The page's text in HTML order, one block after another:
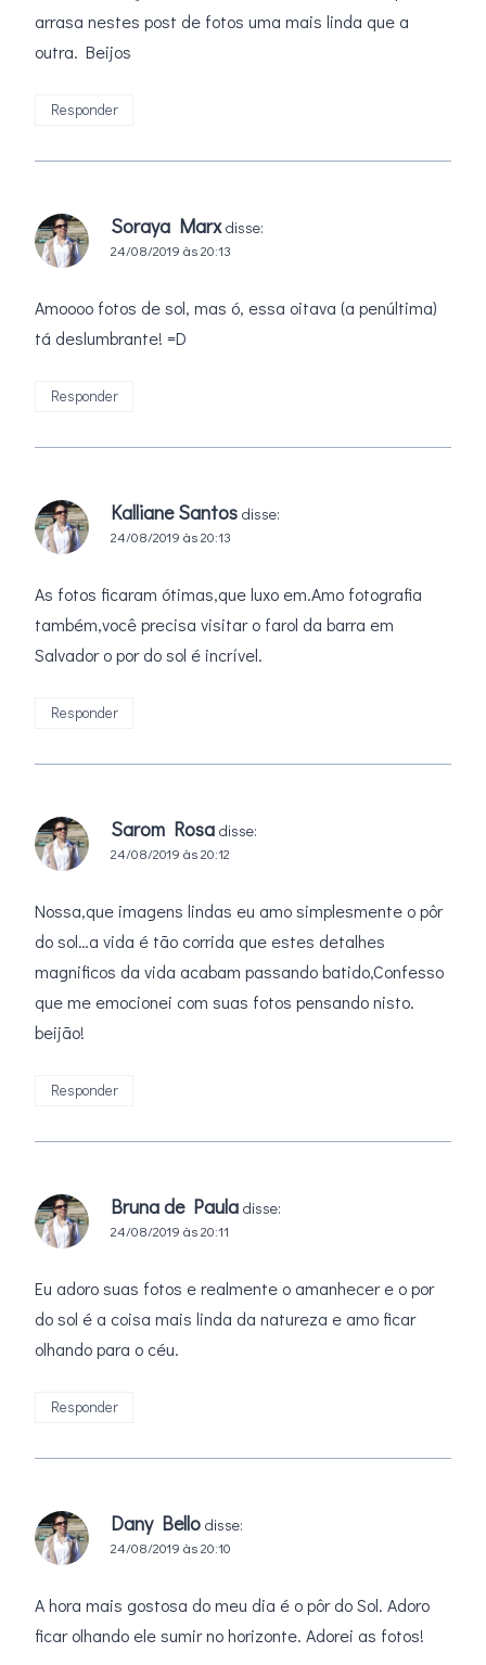
arrasa nestes post de fotos uma mais linda que a
outra. Beijos
Responder
Soraya Marx disse:
24/08/2019 às 20:13
Amoooo fotos de sol, mas ó, essa oitava (a penúltima)
tá deslumbrante! =D
Responder
Kalliane Santos disse:
24/08/2019 às 20:13
As fotos ficaram ótimas,que luxo em.Amo fotografia
também,você precisa visitar o farol da barra em
Salvador o por do sol é incrível.
Responder
Sarom Rosa disse:
24/08/2019 às 20:12
Nossa,que imagens lindas eu amo simplesmente o pôr
do sol…a vida é tão corrida que estes detalhes
magnificos da vida acabam passando batido,Confesso
que me emocionei com suas fotos pensando nisto.
beijão!
Responder
Bruna de Paula disse:
24/08/2019 às 20:11
Eu adoro suas fotos e realmente o amanhecer e o por
do sol é a coisa mais linda da natureza e amo ficar
olhando para o céu.
Responder
Dany Bello disse:
24/08/2019 às 20:10
A hora mais gostosa do meu dia é o pôr do Sol. Adoro
ficar olhando ele sumir no horizonte. Adorei as fotos!